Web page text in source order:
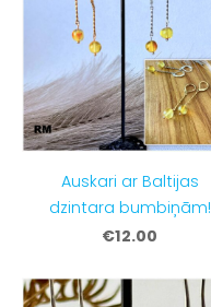
Auskari ar Baltijas
dzintara bumbiņām!
€12.00